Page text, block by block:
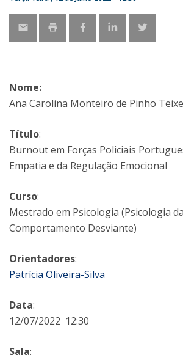
Nome:
Ana Carolina Monteiro de Pinho
Título:
Burnout em Forças Policiais
Empatia e da Regulação Emocional
Curso:
Mestrado em Psicologia (Psicologia
Comportamento Desviante)
Orientadores:
Patrícia Oliveira-Silva
Data:
12/07/2022 12:30
Sala: